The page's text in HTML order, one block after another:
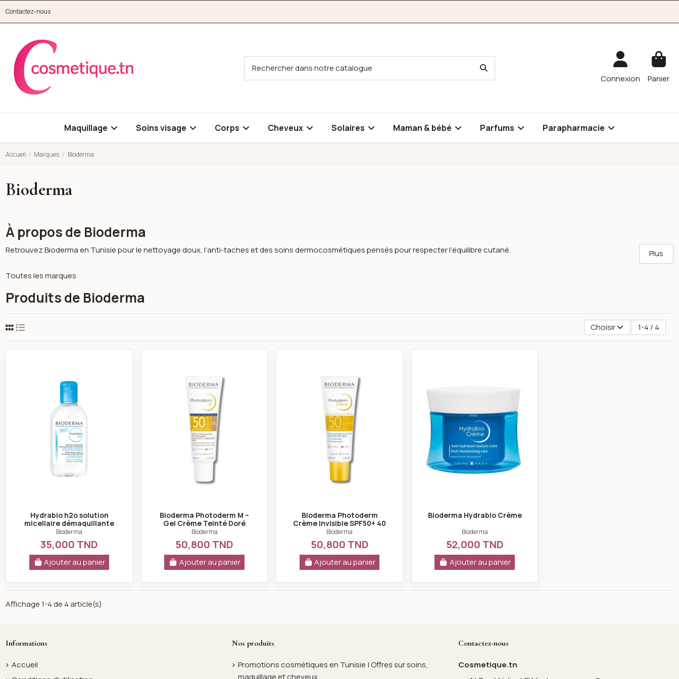
Contactez-nous
Connexion Panier
Maquillage Soins visage Corps Cheveux Solaires Maman & bébé Parfums Parapharmacie
Accueil Marques Bioderma
Bioderma
À propos de Bioderma
Retrouvez Bioderma en Tunisie pour le nettoyage doux, l’anti-taches et des soins dermocosmétiques pensés pour respecter l’équilibre cutané. Plus
Toutes les marques
Produits de Bioderma
Choisir 1-4 / 4
Hydrabio h2o solution
micellaire démaquillante
hydratante 250ml -
bioderma
Bioderma
35,000 TND
Ajouter au panier
Bioderma Photoderm M –
Gel Crème Teinté Doré
SPF50+ 40ML
Bioderma
50,800 TND
Ajouter au panier
Bioderma Photoderm
Crème Invisible SPF50+ 40
ml Peaux sensibles normales
à sèches
Bioderma
50,800 TND
Ajouter au panier
Bioderma Hydrabio Crème
Bioderma
52,000 TND
Ajouter au panier
Affichage 1-4 de 4 article(s)
Informations
Accueil
Nos produits
Promotions cosmétiques en Tunisie | Offres sur soins,
maquillage et cheveux
Contactez-nous
Cosmetique.tn